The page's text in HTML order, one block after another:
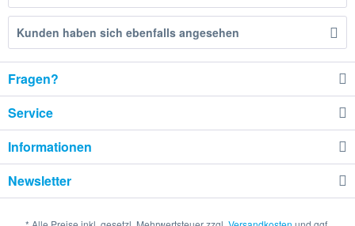
Kunden haben sich ebenfalls angesehen
Fragen?
Service
Informationen
Newsletter